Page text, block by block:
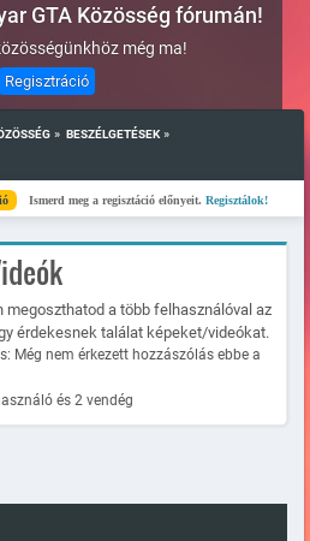
GTA Közösség fórumán!
még ma!
Regisztráció
» BESZÉLGETÉSEK »
Ismerd meg a regisztáció előnyeit.Regisztálok!
megoszthatod a több felhasználóval az
érdekesnek találat képeket/videókat.
Még nem érkezett hozzászólás ebbe a
és 2 vendég